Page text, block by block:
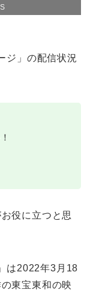
ジ」の配信状況
役に立つと思
は2022年3月18
東宝東和の映